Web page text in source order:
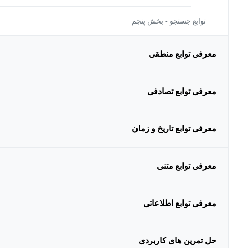
توابع جستجو - بخش پنجم
معرفی توابع منطقی
معرفی توابع تصادفی
معرفی توابع تاریخ و زمان
معرفی توابع متنی
معرفی توابع اطلاعاتی
حل تمرین های کاربردی